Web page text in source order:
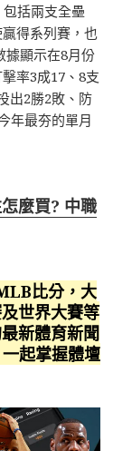
括兩支全壘
得系列賽，也
據顯示在8月份
率3成17、8支
出2勝2敗、防
年最夯的單月
麼買? 中職
比分，大
世界大賽等
新體育新聞
一起掌握體壇